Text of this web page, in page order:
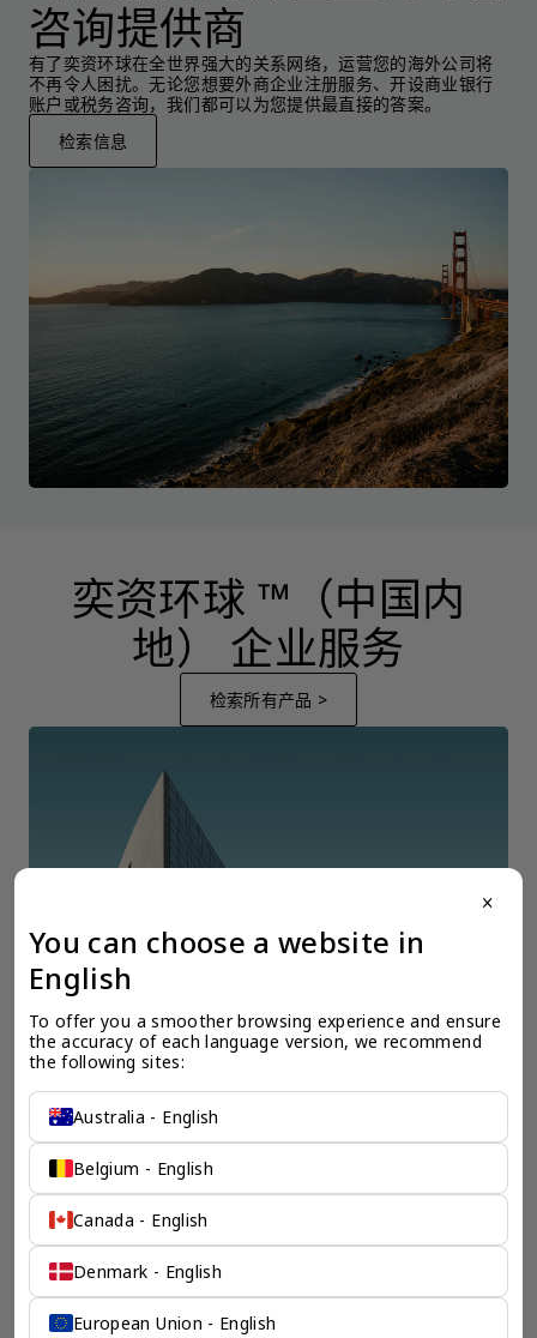
咨询提供商
有了奕资环球在全世界强大的关系网络，运营您的海外公司将
不再令人困扰。无论您想要外商企业注册服务、开设商业银行
账户或税务咨询，我们都可以为您提供最直接的答案。
检索信息
奕资环球 ™（中国内
地） 企业服务
检索所有产品 >
全球公司注册
需资本，以及其它政府规定的必须流程。我们会为您清楚的勾勒出您预期
海外公司的蓝图。
检索产品 >
close
You can choose a website in
English
To offer you a smoother browsing experience and ensure
the accuracy of each language version, we recommend
the following sites:
Australia - English
Belgium - English
Canada - English
Denmark - English
European Union - English